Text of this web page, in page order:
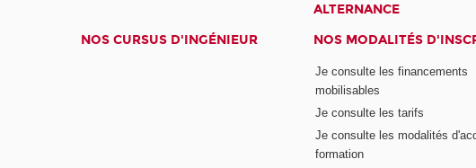
ALTERNANCE
NOS CURSUS D'INGÉNIEUR
NOS MODALITÉS
Je consulte les financements
mobilisables
Je consulte les tarifs
Je consulte les modalités
formation